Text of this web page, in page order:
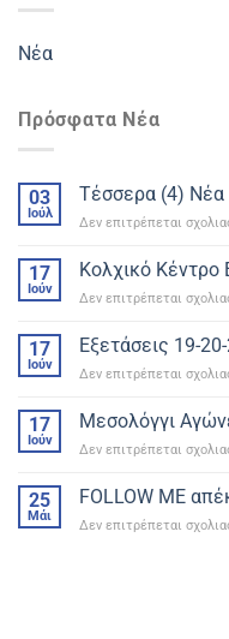
Νέα
Πρόσφατα Νέα
03
Ιούλ
Τέσσερα (4) Νέα
Δεν επιτρέπεται
17
Ιούν
Κολχικό Κέντρο
Δεν επιτρέπεται
17
Ιούν
Εξετάσεις 19-
Δεν επιτρέπεται
17
Ιούν
Μεσολόγγι
Δεν επιτρέπεται
25
Μάι
FOLLOW ME
Δεν επιτρέπεται